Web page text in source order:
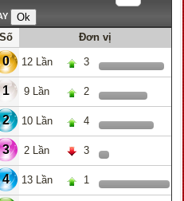
Số Đơn vị
0 12 Lần 3
1 9 Lần 2
2 10 Lần 4
3 2 Lần 3
4 13 Lần 1